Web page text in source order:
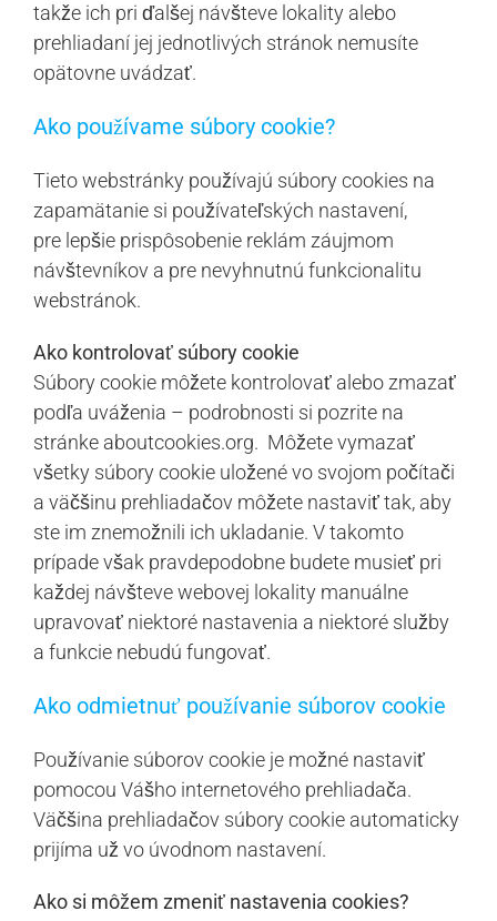
takže ich pri ďalšej návšteve lokality alebo
prehliadaní jej jednotlivých stránok nemusíte
opätovne uvádzať.
Ako používame súbory cookie?
Tieto webstránky používajú súbory cookies na
zapamätanie si používateľských nastavení,
pre lepšie prispôsobenie reklám záujmom
návštevníkov a pre nevyhnutnú funkcionalitu
webstránok.
Ako kontrolovať súbory cookie
Súbory cookie môžete kontrolovať alebo zmazať
podľa uváženia – podrobnosti si pozrite na
stránke aboutcookies.org. Môžete vymazať
všetky súbory cookie uložené vo svojom počítači
a väčšinu prehliadačov môžete nastaviť tak, aby
ste im znemožnili ich ukladanie. V takomto
prípade však pravdepodobne budete musieť pri
každej návšteve webovej lokality manuálne
upravovať niektoré nastavenia a niektoré služby
a funkcie nebudú fungovať.
Ako odmietnuť používanie súborov cookie
Používanie súborov cookie je možné nastaviť
pomocou Vášho internetového prehliadača.
Väčšina prehliadačov súbory cookie automaticky
prijíma už vo úvodnom nastavení.
Ako si môžem zmeniť nastavenia cookies?